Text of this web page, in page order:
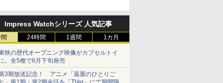
Impress Watchシリーズ 人気記事
24時間 1週間 1カ月
映の歴代オープニング映像がカプセルトイ
。全5種で8月下旬発売
3期放送記念！ アニメ「薬屋のひとりご